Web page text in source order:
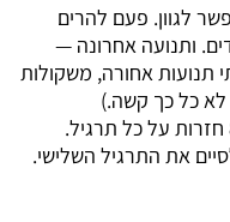
לגוון. פעם להרים
ותנועה אחרונה —
תנועות אחורה, משקולות
לא כל כך קשה.)
באופן אידיאלי, אתם צריכים לבצע 8-12 חזרות על כל תרגיל.
את התרגיל השלישי.